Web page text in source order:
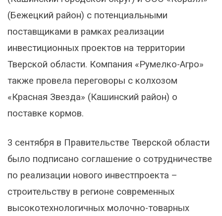
(Бежецкий район) с потенциальными
поставщиками в рамках реализации
инвестиционных проектов на территории
Тверской области. Компания «Румелко-Агро»
также провела переговоры с колхозом
«Красная Звезда» (Кашинский район) о
поставке кормов.
3 сентября в Правительстве Тверской области
было подписано соглашение о сотрудничестве
по реализации нового инвестпроекта –
строительству в регионе современных
высокотехнологичных молочно-товарных